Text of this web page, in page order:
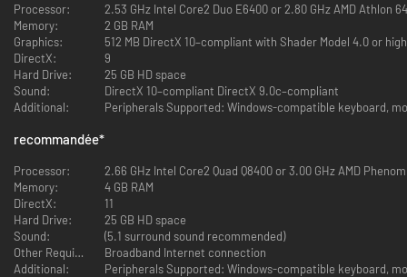
CRÉEZ UN NOUVEL ÉCHELON
Sam monte une nouvelle unité Échelon : son équipe, ses règles. Anna
« Grim » Grímsdóttir revient en tant que responsable des opérations
techniques, l'agent de la CIA Isaac Briggs apporte sa puissance de feu et
le hacker Charlie Cole complète l'équipe. Échelon 4 opère depuis le
Paladin, un avion furtif reconverti en base mobile, doté de ressources
illimitées et de technologies de pointe.
charge. Les modes multijoueur et coopératif ne sont plus fonctionnels.
Processor:
2.53 GHz Intel Core2 Duo E6400 or 2.80 GHz AMD Athlon
Memory:
2 GB RAM
Graphics:
512 MB DirectX 10–compliant with Shader Model 4.0 or
DirectX:
9
Hard Drive:
25 GB HD space
Sound:
DirectX 10–compliant DirectX 9.0c–compliant
Additional:
Peripherals Supported: Windows-compatible keyboard,
recommandée*
Processor:
2.66 GHz Intel Core2 Quad Q8400 or 3.00 GHz AMD
Memory:
4 GB RAM
DirectX:
11
Hard Drive:
25 GB HD space
Sound:
(5.1 surround sound recommended)
Other Requirements:Broadband Internet connection
Additional:
Peripherals Supported: Windows-compatible keyboard,